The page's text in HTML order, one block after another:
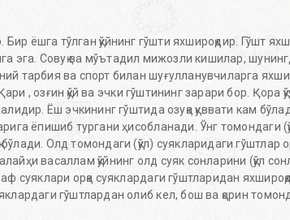
Бир ёшга тўлган қўйнинг гўшти яхшироқдир. Гўшт
эга. Совуқ ва мўътадил мижозли кишилар,
тарбия ва спорт билан шуғулланувчиларга
, озғин қўй ва эчки гўштининг зарари бор. Қора
Ёш эчкининг гўштида озуқа қуввати кам
ёпишиб тургани ҳисобланади. Ўнг томондаги
Олд томондаги (қўл) суякларидаги гўштлар
васаллам қўйнинг олд суяк сонларини (қўл
суяклари орқа суяклардаги гўштларидан
гўштлардан олиб кел, бош ва қорин